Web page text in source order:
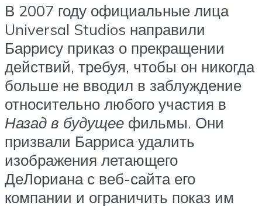
В 2007 году официальные лица
Universal Studios направили
Баррису приказ о прекращении
действий, требуя, чтобы он никогда
больше не вводил в заблуждение
относительно любого участия в
Назад в будущее фильмы. Они
призвали Барриса удалить
изображения летающего
ДеЛориана с веб-сайта его
компании и ограничить показ им